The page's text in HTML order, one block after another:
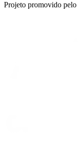
Projeto promovido pelo